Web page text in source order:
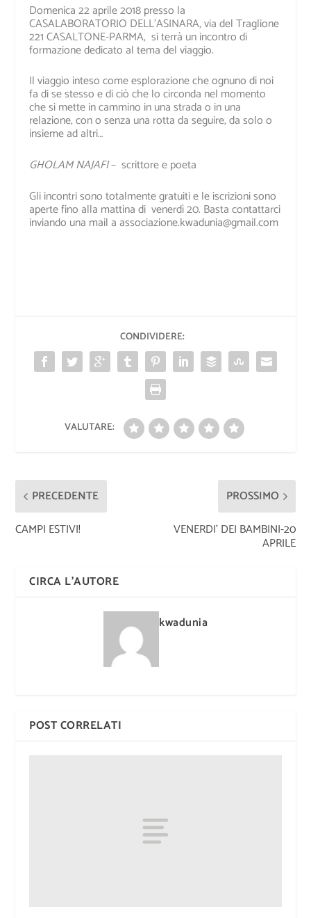
Domenica 22 aprile 2018 presso la
CASALABORATORIO DELL’ASINARA,via del Traglione
221 CASALTONE-PARMA, si terrà un incontro di
formazione dedicato al tema del viaggio.
Il viaggio inteso come esplorazione che ognuno di noi
fa di se stesso e di ciò che lo circonda nel momento
che si mette in cammino in una strada o in una
relazione, con o senza una rotta da seguire, da solo o
insieme ad altri…
GHOLAM NAJAFI– scrittore e poeta
Gli incontri sono totalmente gratuiti e le iscrizioni sono
aperte fino alla mattina di venerdì 20. Basta contattarci
inviando una mail a associazione.kwadunia@gmail.com
CONDIVIDERE:
VALUTARE:
PRECEDENTE
CAMPI ESTIVI!
PROSSIMO
VENERDI’ DEI BAMBINI-20
APRILE
CIRCA L'AUTORE
kwadunia
POST CORRELATI